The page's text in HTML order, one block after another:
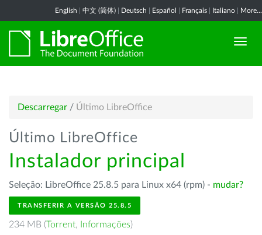
English 中文 (简体) Deutsch Español Français Italiano More...
Descarregar / Último LibreOffice
Último LibreOffice
Instalador principal
Seleção: LibreOffice 25.8.5 para Linux x64 (rpm) - mudar?
TRANSFERIR A VERSÃO 25.8.5
234 MB (Torrent, Informações)